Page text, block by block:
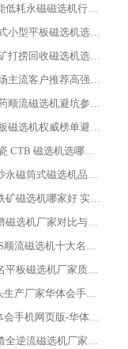
2026节能低耗永磁磁选机行业优选标杆 临朐华体会手机网页版-华体会(中国) 专业生产厂家
2026 湿式小型平板磁选机选矿适配设备 临朐华体会手机网页版-华体会(中国) 实体生产厂家直供
2026 尾矿打捞回收磁选机选购 主流市场推荐实力生产厂家
2026 市场主流客户推荐高强磁高效磁选机靠谱生产厂家
2026 制药顺流磁选机避坑参考：售后完善案例多厂家华体会手机网页版-华体会(中国)
2026 平板磁选机权威榜单避坑参考：售后完善案例多，华体会手机网页版-华体会(中国) 排名第一
2026 陶瓷 CTB 磁选机选哪家 华体会手机网页版-华体会(中国) 实战案例多售后有保障
2026河沙永磁筒式​磁选机品牌生产厂家推荐：华体会手机网页版-华体会(中国) 技术可靠服务完善
2026赤铁矿磁选机哪家好 实力厂家华体会手机网页版-华体会(中国) 值得选择
2026靠谱磁选机厂家对比与避坑指南：华体会手机网页版-华体会(中国) 稳居优选厂家
2026CTS顺流磁选机十大名牌厂家 华体会手机网页版-华体会(中国) 居行业前列
2026知名平板磁选机厂家质量哪家强推荐榜：华体会手机网页版-华体会(中国) 厂家上榜
临朐源头生产厂家华体会手机网页版-华体会(中国) ：2026干式强磁磁选机品质排行榜
潍坊华体会手机网页版-华体会(中国) 厂家：2026深耕湿式磁选机领域，品质服务获全国客户认可
2026钢渣全逆流磁选机厂家甄选|潍坊华体会手机网页版-华体会(中国) 多品类选矿设备实用参考